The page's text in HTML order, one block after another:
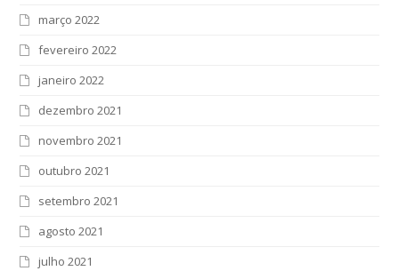
março 2022
fevereiro 2022
janeiro 2022
dezembro 2021
novembro 2021
outubro 2021
setembro 2021
agosto 2021
julho 2021